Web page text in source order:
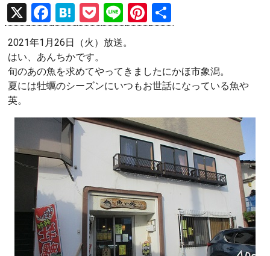
X
F
a
ce
b
o
k
H
at
e
n
a
P
o
ck
et
Li
n
e
Pi
nt
es
t
有
2021年1月26日（火）放送。
はい、あんちかです。
旬のあの魚を求めてやってきましたにかほ市象潟。
夏には牡蠣のシーズンにいつもお世話になっている魚や
英。